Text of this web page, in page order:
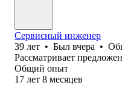
Сервисный инженер
39 лет • Был вчера •
Рассматривает
Общий опыт
17 лет 8 месяцев